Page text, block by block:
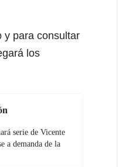
y para consultar
los
serie de Vicente
a demanda de la